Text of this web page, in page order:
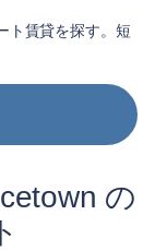
ト賃貸を探す。短
の